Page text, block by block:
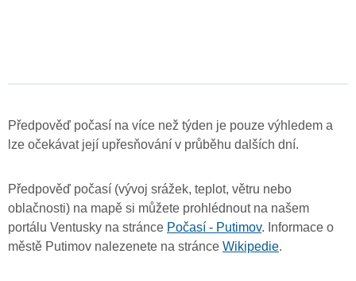
Předpověď počasí na více než týden je pouze výhledem a
lze očekávat její upřesňování v průběhu dalších dní.
Předpověď počasí (vývoj srážek, teplot, větru nebo
oblačnosti) na mapě si můžete prohlédnout na našem
portálu Ventusky na stránce Počasí - Putimov. Informace o
městě Putimov nalezenete na stránce Wikipedie.